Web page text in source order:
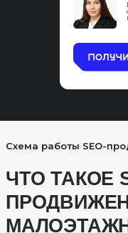
Схема работы SEO-
ЧТО ТАКОЕ